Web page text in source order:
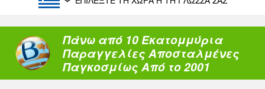
Πάνω από 10 Εκατομμύρια
Παραγγελίες Αποσταλμένες
Παγκοσμίως Από το 2001